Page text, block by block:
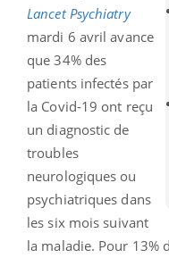
Lancet Psychiatry
mardi 6 avril avance
que 34% des
patients infectés par
la Covid-19 ont reçu
un diagnostic de
troubles
neurologiques ou
psychiatriques dans
les six mois suivant
la maladie. Pour 13%